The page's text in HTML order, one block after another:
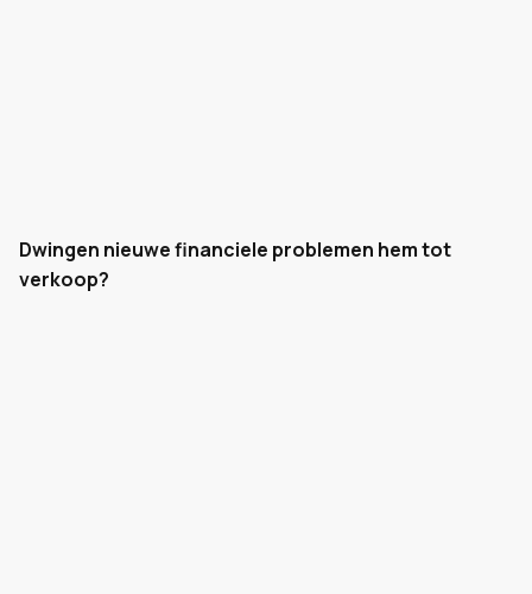
Dwingen nieuwe financiele problemen hem tot
verkoop?